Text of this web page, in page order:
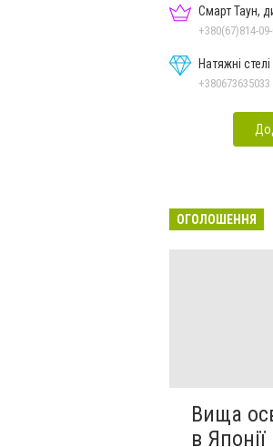
Смарт Таун,
+380(67)814-
Натяжні
+380673635033
ОГОЛОШЕННЯ
Вища
в Японії